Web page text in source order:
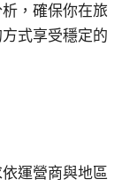
，確保你在旅
式享受穩定的
運營商與地區